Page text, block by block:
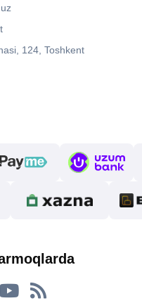
124, Toshkent